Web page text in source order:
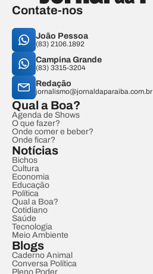
Contate-nos
João Pessoa
(83) 2106.1892
Campina Grande
(83) 3315-3204
Redação
jornalismo@jornaldaparaiba.com.br
Qual a Boa?
Agenda de Shows
O que fazer?
Onde comer e beber?
Onde ficar?
Notícias
Bichos
Cultura
Economia
Educação
Política
Qual a Boa?
Cotidiano
Saúde
Tecnologia
Meio Ambiente
Blogs
Caderno Animal
Conversa Política
Pleno Poder